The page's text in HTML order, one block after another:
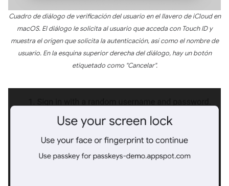
Cuadro de diálogo de verificación del usuario en el llavero de iCloud en
macOS. El diálogo le solicita al usuario que acceda con Touch ID y
muestra el origen que solicita la autenticación, así como el nombre de
usuario. En la esquina superior derecha del diálogo, hay un botón
etiquetado como "Cancelar".